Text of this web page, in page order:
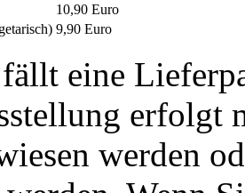
10,90 Euro
9,90 Euro
eine
erfolgt
werden